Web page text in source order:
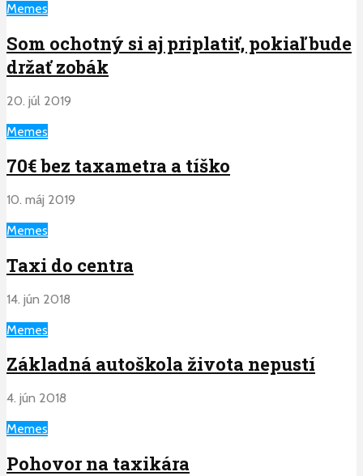
Memes
Som ochotný si aj priplatiť, pokiaľ bude
držať zobák
20. júl 2019
Memes
70€ bez taxametra a tíško
10. máj 2019
Memes
Taxi do centra
14. jún 2018
Memes
Základná autoškola života nepustí
4. jún 2018
Memes
Pohovor na taxikára